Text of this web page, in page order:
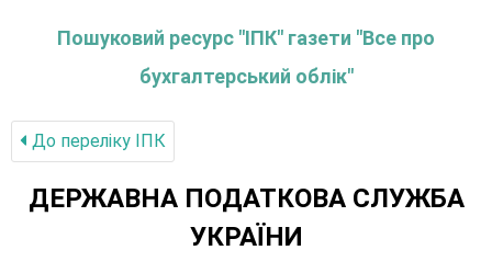
Пошуковий ресурс "ІПК" газети "Все про
бухгалтерський облік"
До переліку IПК
ДЕРЖАВНА ПОДАТКОВА СЛУЖБА
УКРАЇНИ